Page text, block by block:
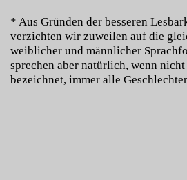
* Aus Gründen der besseren
verzichten wir zuweilen auf die
weiblicher und männlicher
sprechen aber natürlich, wenn nicht
bezeichnet, immer alle